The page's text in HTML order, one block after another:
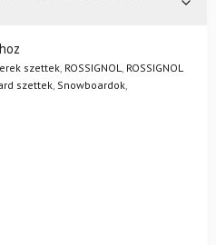
gond – a terméket
napon belül, indoklás nélkül.
szettek, ROSSIGNOL, ROSSIGNOL
szettek, Snowboardok,